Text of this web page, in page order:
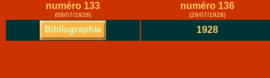
numéro 133
(08/07/1928)
numéro 136
(29/07/1928)
1928